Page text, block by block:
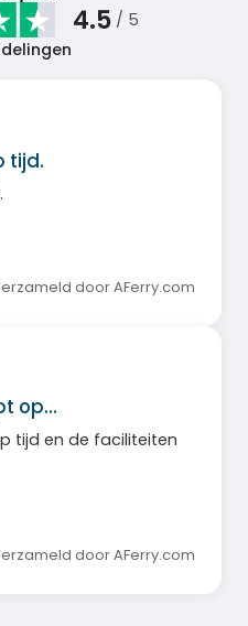
4.5 / 5
tijd.
door AFerry.com
op…
tijd en de faciliteiten
door AFerry.com